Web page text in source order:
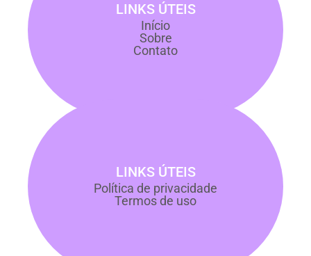
LINKS ÚTEIS
Início
Sobre
Contato
LINKS ÚTEIS
Política de privacidade
Termos de uso